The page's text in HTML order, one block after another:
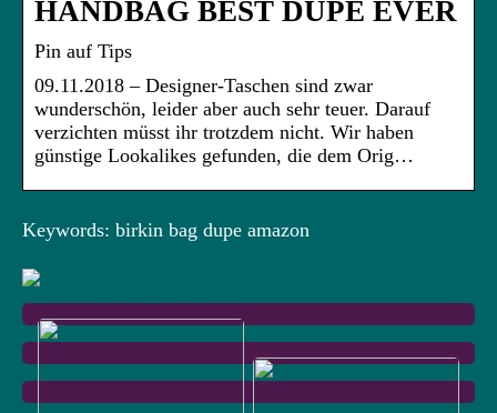
HANDBAG BEST DUPE EVER
Pin auf Tips
09.11.2018 – Designer-Taschen sind zwar
wunderschön, leider aber auch sehr teuer. Darauf
verzichten müsst ihr trotzdem nicht. Wir haben
günstige Lookalikes gefunden, die dem Orig…
Keywords: birkin bag dupe amazon